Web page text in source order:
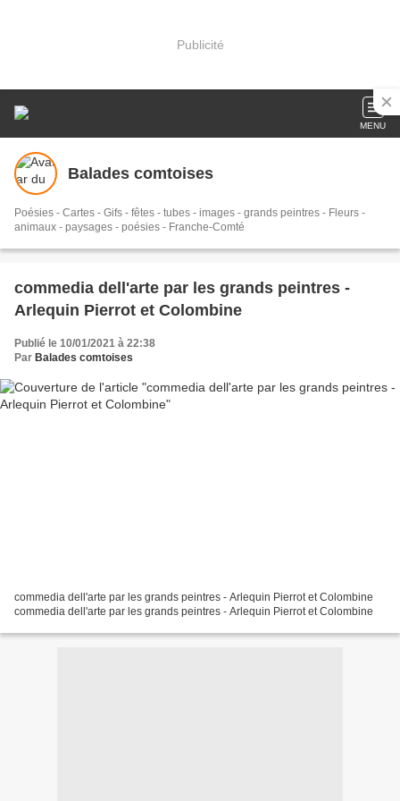
Publicité
MENU
Balades comtoises
Poésies - Cartes - Gifs - fêtes - tubes - images - grands peintres - Fleurs -
animaux - paysages - poésies - Franche-Comté
commedia dell'arte par les grands peintres -
Arlequin Pierrot et Colombine
Publié le 10/01/2021 à 22:38
Par Balades comtoises
commedia dell'arte par les grands peintres - Arlequin Pierrot et Colombine
commedia dell'arte par les grands peintres - Arlequin Pierrot et Colombine